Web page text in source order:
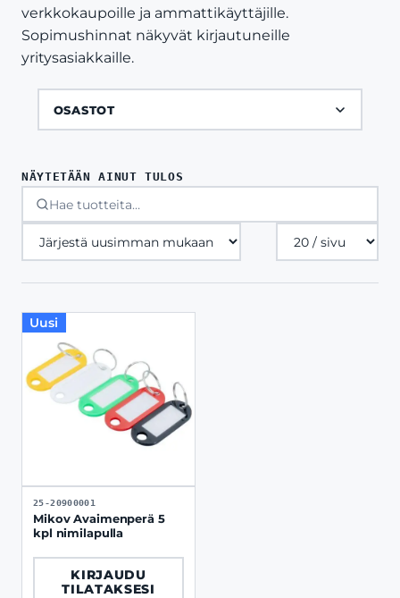
verkkokaupoille ja ammattikäyttäjille.
Sopimushinnat näkyvät kirjautuneille
yritysasiakkaille.
OSASTOT
NÄYTETÄÄN AINUT TULOS
Tuotteita
sivulla
Uusi
25-20900001
Mikov Avaimenperä 5
kpl nimilapulla
KIRJAUDU
TILATAKSESI